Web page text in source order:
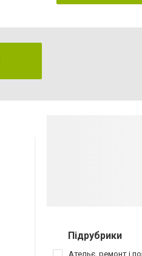
Підрубрики
Ательє, ремонт і